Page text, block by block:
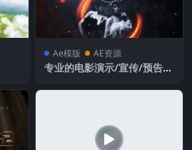
Ae模版 AE资源
专业的电影演示/宣传/预告/